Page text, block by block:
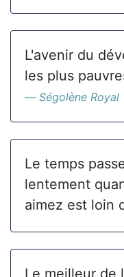
L'avenir du
les plus
Ségolène Royal
Le temps
lentement
aimez est loin
Le meilleur de